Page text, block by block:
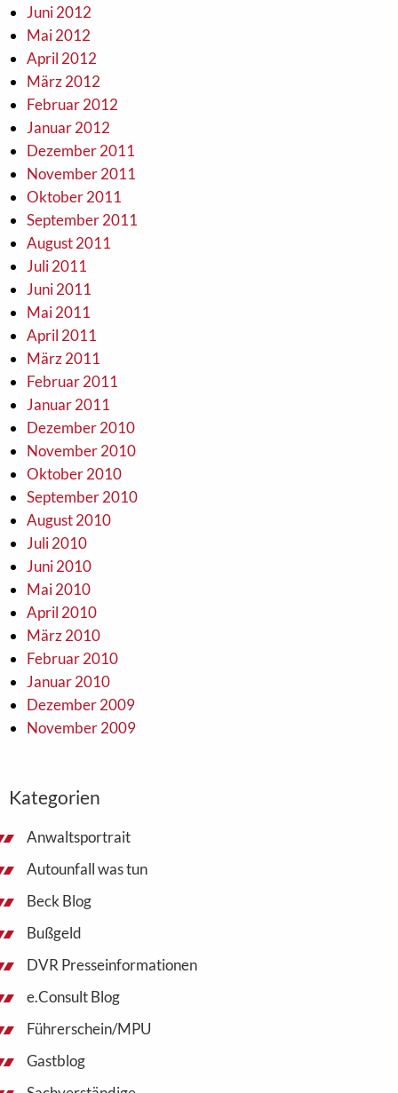
Juni 2012
Mai 2012
April 2012
März 2012
Februar 2012
Januar 2012
Dezember 2011
November 2011
Oktober 2011
September 2011
August 2011
Juli 2011
Juni 2011
Mai 2011
April 2011
März 2011
Februar 2011
Januar 2011
Dezember 2010
November 2010
Oktober 2010
September 2010
August 2010
Juli 2010
Juni 2010
Mai 2010
April 2010
März 2010
Februar 2010
Januar 2010
Dezember 2009
November 2009
Kategorien
Anwaltsportrait
Autounfall was tun
Beck Blog
Bußgeld
DVR Presseinformationen
e.Consult Blog
Führerschein/MPU
Gastblog